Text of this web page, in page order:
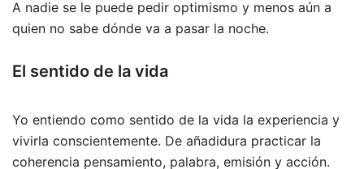
A nadie se le puede pedir optimismo y menos aún a
quien no sabe dónde va a pasar la noche.
El sentido de la vida
Yo entiendo como sentido de la vida la experiencia y
vivirla conscientemente. De añadidura practicar la
coherencia pensamiento, palabra, emisión y acción.